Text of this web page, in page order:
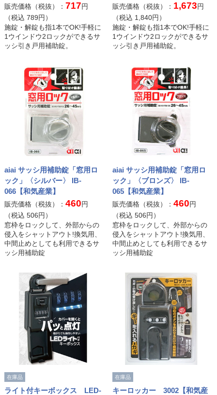
販売価格（税抜）： 717円
（税込 789円）
施錠・解錠も指1本でOK!手軽に
1ウインドウ2ロックができるサ
ッシ引き戸用補助錠。
販売価格（税抜）： 1,673円
（税込 1,840円）
施錠・解錠も指1本でOK!手軽に
1ウインドウ2ロックができるサ
ッシ引き戸用補助錠。
aiai サッシ用補助錠「窓用ロ
ック」〈シルバー〉 IB-
066【和気産業】
販売価格（税抜）： 460円
（税込 506円）
窓枠をロックして、外部からの
侵入をシャットアウト!換気用、
中間止めとしても利用できるサ
ッシ用補助錠
aiai サッシ用補助錠「窓用ロ
ック」〈ブロンズ〉 IB-
065【和気産業】
販売価格（税抜）：460円
（税込506円）
窓枠をロックして、外部からの
侵入をシャットアウト!換気用、
中間止めとしても利用できるサ
ッシ用補助錠
在庫品
ライト付キーボックス LED-
在庫品
キーロッカー 3002【和気産